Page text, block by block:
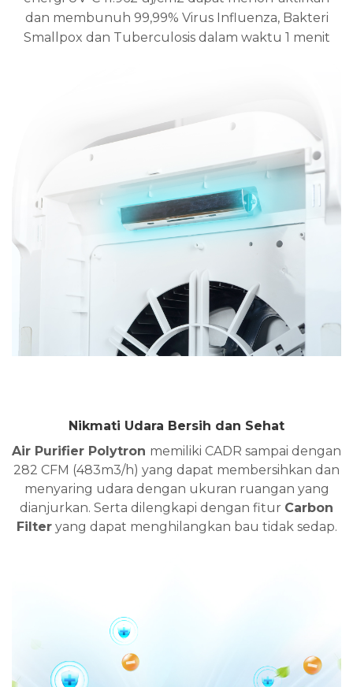
dan membunuh 99,99% Virus Influenza, Bakteri
Smallpox dan Tuberculosis dalam waktu 1 menit
Nikmati Udara Bersih dan Sehat
Air Purifier Polytron memiliki CADR sampai dengan
282 CFM (483m3/h) yang dapat membersihkan dan
menyaring udara dengan ukuran ruangan yang
dianjurkan. Serta dilengkapi dengan fitur Carbon
Filteryang dapat menghilangkan bau tidak sedap.